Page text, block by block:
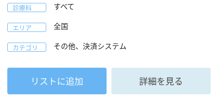
診療科 すべて
エリア 全国
カテゴリ その他、決済システム
リストに追加 詳細を見る